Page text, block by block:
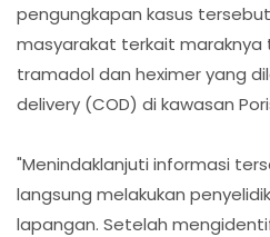
pengungkapan kasus
masyarakat terkait maraknya
tramadol dan heximer yang
delivery (COD) di kawasan
"Menindaklanjuti informasi
langsung melakukan
lapangan. Setelah